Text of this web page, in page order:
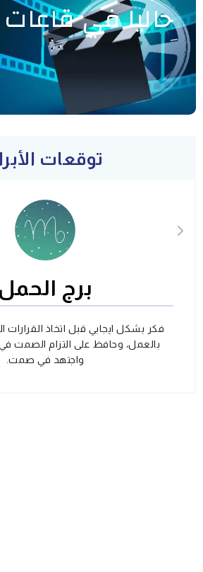
حاليا في قاعات
توقعات
برج الحمل
فكر بشكل ايجابي قبل اتخاذ القرارات
بالعمل، وحافظ على التزام الصمت في
واجتهد في صمت.